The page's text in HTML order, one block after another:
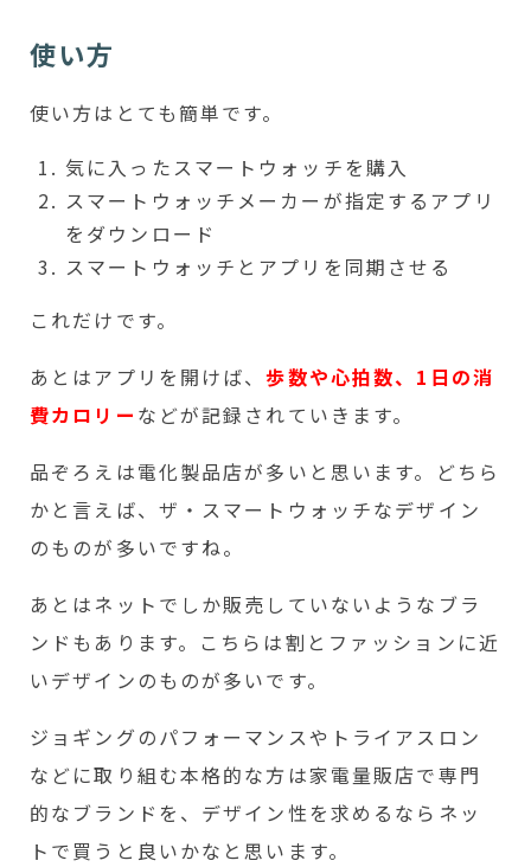
使い方
使い方はとても簡単です。
気に入ったスマートウォッチを購入
スマートウォッチメーカーが指定するアプリ
をダウンロード
スマートウォッチとアプリを同期させる
これだけです。
あとはアプリを開けば、歩数や心拍数、1日の消
費カロリー などが記録されていきます。
品ぞろえは電化製品店が多いと思います。どちら
かと言えば、ザ・スマートウォッチなデザイン
のものが多いですね。
あとはネットでしか販売していないようなブラ
ンドもあります。こちらは割とファッションに近
いデザインのものが多いです。
ジョギングのパフォーマンスやトライアスロン
などに取り組む本格的な方は家電量販店で専門
的なブランドを、デザイン性を求めるならネッ
トで買うと良いかなと思います。